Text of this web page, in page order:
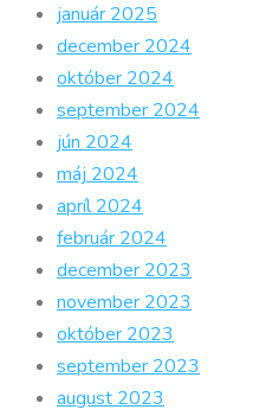
január 2025
december 2024
október 2024
september 2024
jún 2024
máj 2024
apríl 2024
február 2024
december 2023
november 2023
október 2023
september 2023
august 2023